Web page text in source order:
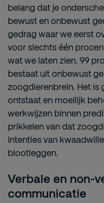
belang dat je
bewust en onbewust
gedrag waar we eerst
voor slechts één
wat we laten zien. 99
bestaat uit onbewust
zoogdierenbrein. Het is
ontstaat en moeilijk
werkwijzen binnen
prikkelen van dat
intenties van
blootleggen.
Verbale en non-
communicatie